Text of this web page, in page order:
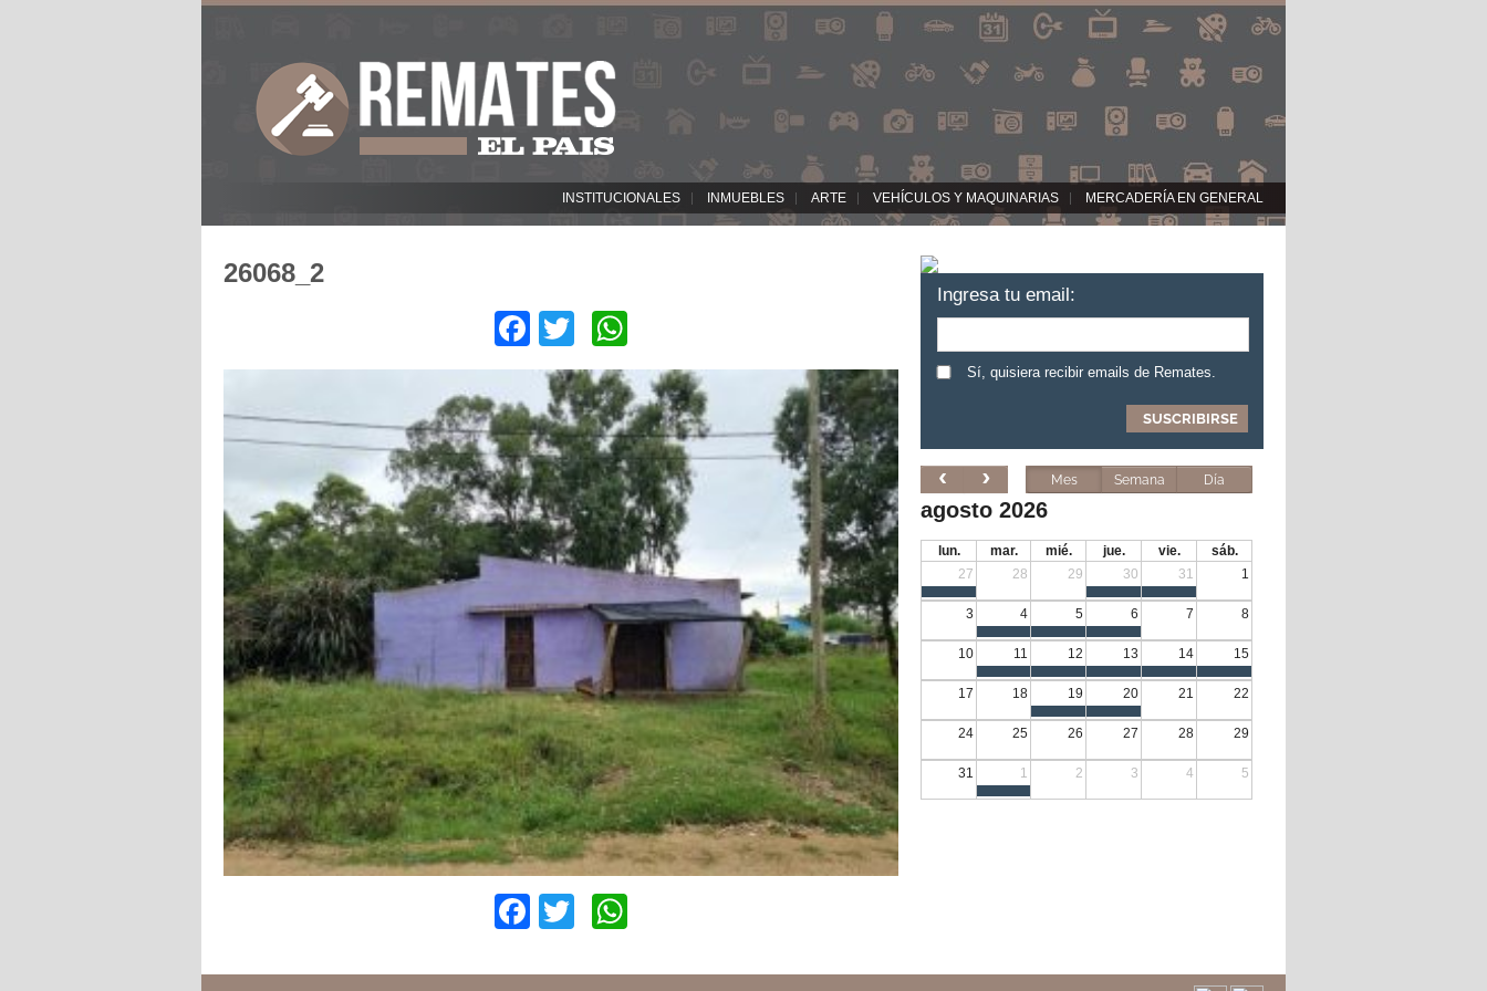
INSTITUCIONALES INMUEBLES ARTE VEHÍCULOS Y MAQUINARIAS MERCADERÍA EN GENERAL
26068_2
Facebook
Twitter
Facebook
Twitter
Ingresa tu email:
Sí, quisiera recibir emails de Remates.
Mes Semana Día
agosto 2026
lun. mar. mié. jue. vie.
sáb.
27
28 29 30 31 1
3 4 5 6 7 8
10 11 12 13 14 15
17 18 19 20 21 22
24 25 26 27 28 29
31 1 2 3 4 5